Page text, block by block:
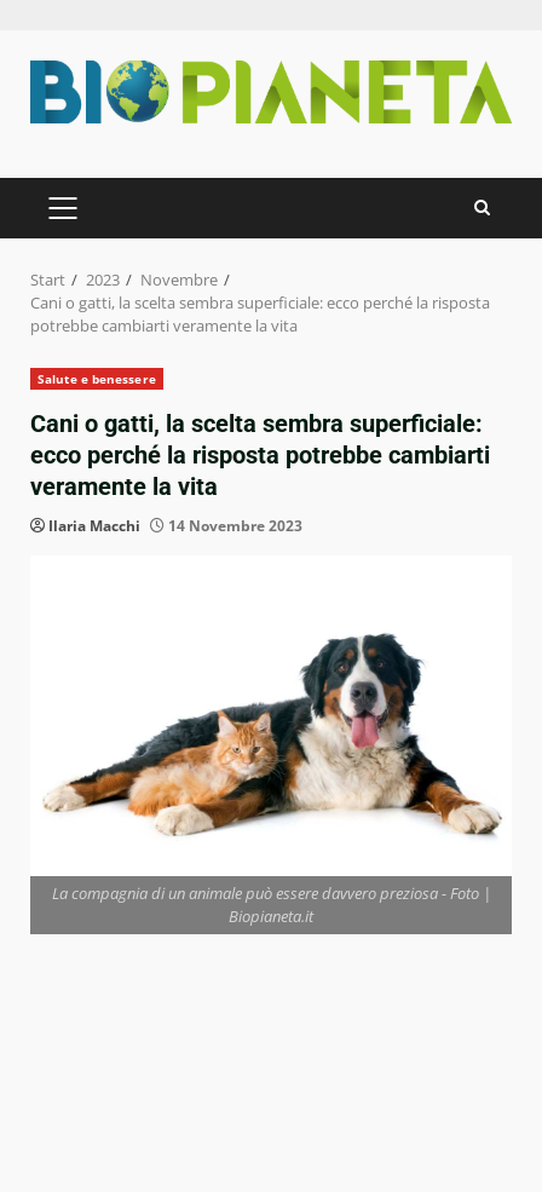
Inhalt
springen
PRIMÄRES
MENÜ
Start 2023
Novembre
Cani o gatti, la scelta sembra superficiale: ecco perché la risposta
potrebbe cambiarti veramente la vita
Salute e benessere
Cani o gatti, la scelta sembra superficiale:
ecco perché la risposta potrebbe cambiarti
veramente la vita
Ilaria Macchi 14 Novembre 2023
La compagnia di un animale può essere davvero preziosa - Foto |
Biopianeta.it